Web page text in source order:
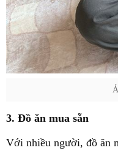
3. Đồ ăn mua sẵn
Với nhiều người, đồ ăn